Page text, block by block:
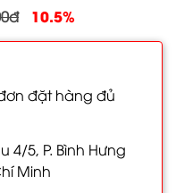
10.5%
đặt hàng đủ
4/5, P. Bình Hưng
Minh